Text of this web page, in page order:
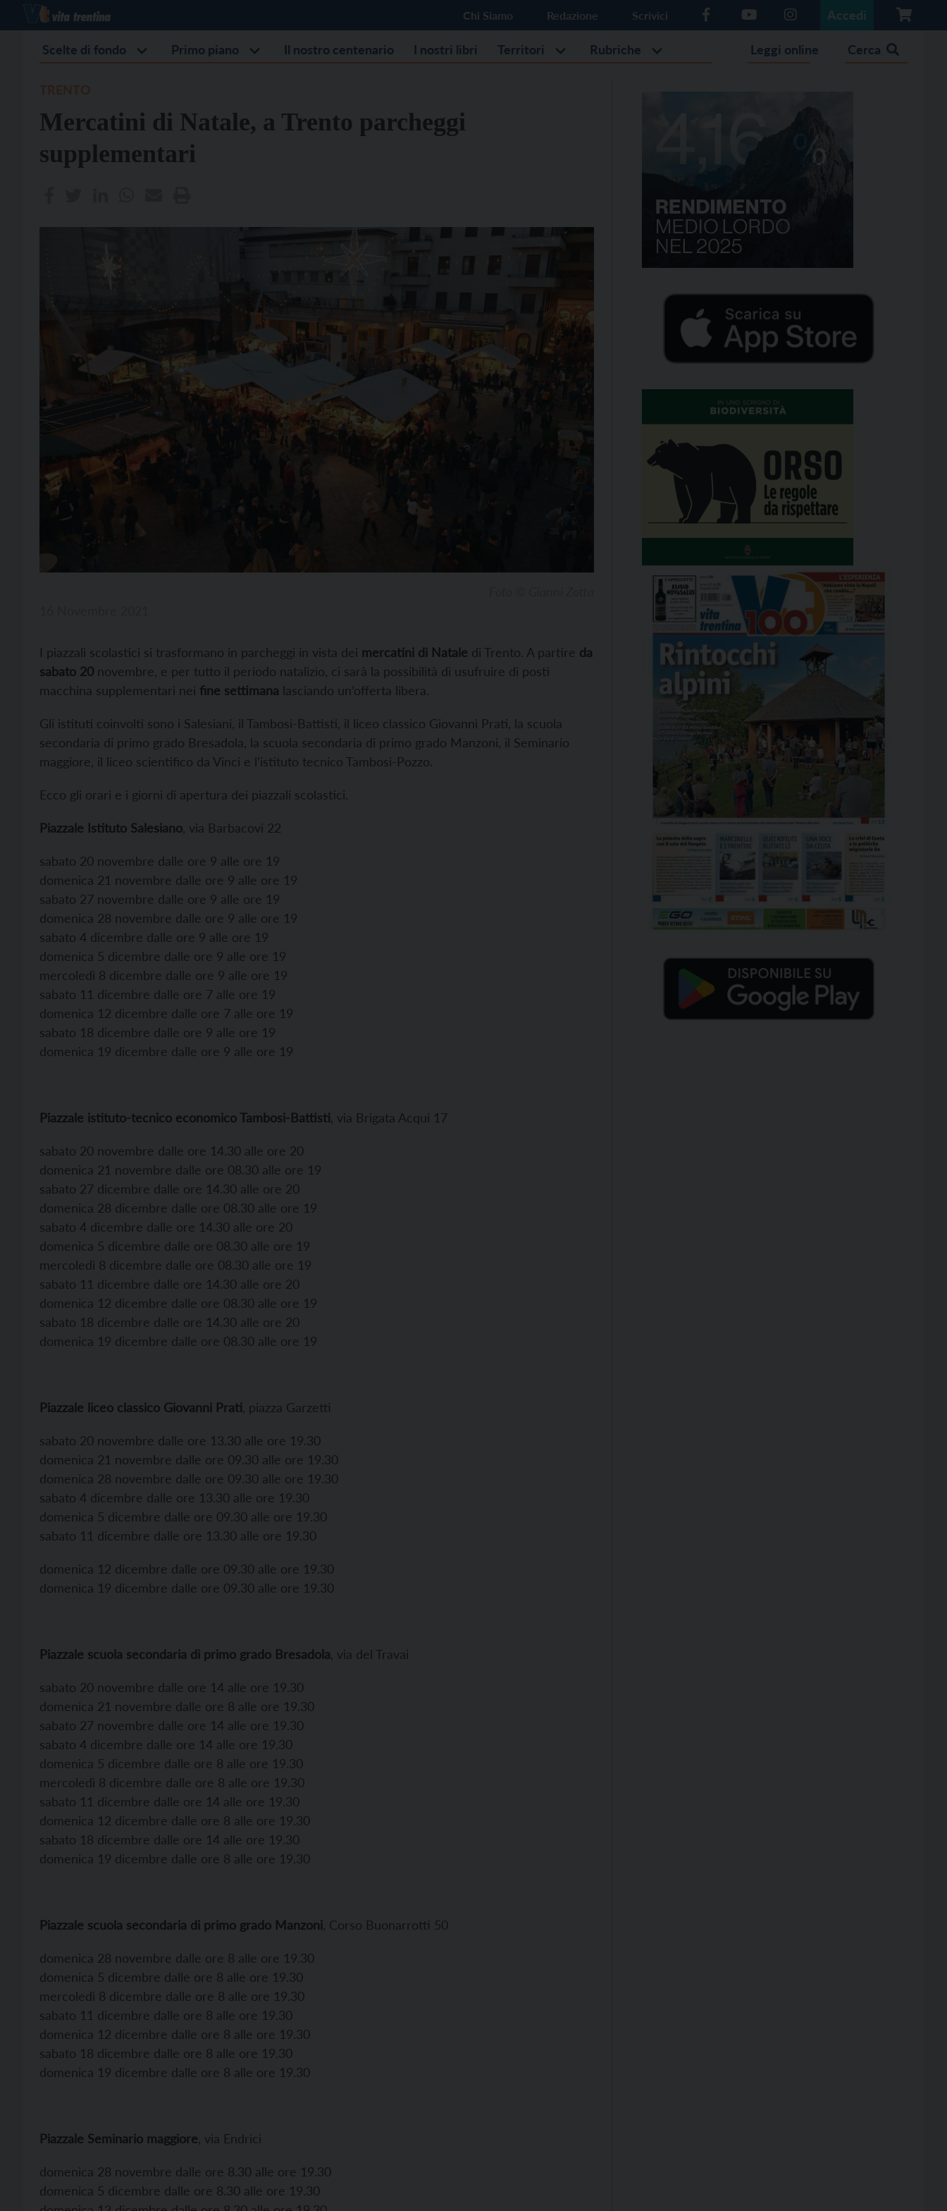
Chi Siamo Redazione Scrivici Accedi
Scelte di fondo Primo piano Il nostro centenario I nostri libri Territori Rubriche Leggi online Cerca
Mercatini di Natale, a Trento parcheggi
supplementari
I piazzali scolastici si trasformano in parcheggi in vista dei mercatini di Natale di Trento. A partire da
sabato 20 novembre, e per tutto il periodo natalizio, ci sarà la possibilità di usufruire di posti
macchina supplementari nei fine settimana lasciando un’offerta libera.
Gli istituti coinvolti sono i Salesiani, il Tambosi-Battisti, il liceo classico Giovanni Prati, la scuola
secondaria di primo grado Bresadola, la scuola secondaria di primo grado Manzoni, il Seminario
maggiore, il liceo scientifico da Vinci e l’istituto tecnico Tambosi-Pozzo.
Ecco gli orari e i giorni di apertura dei piazzali scolastici.
Piazzale Istituto Salesiano , via Barbacovi 22
sabato 20 novembre dalle ore 9 alle ore 19
domenica 21 novembre dalle ore 9 alle ore 19
sabato 27 novembre dalle ore 9 alle ore 19
domenica 28 novembre dalle ore 9 alle ore 19
sabato 4 dicembre dalle ore 9 alle ore 19
domenica 5 dicembre dalle ore 9 alle ore 19
mercoledì 8 dicembre dalle ore 9 alle ore 19
sabato 11 dicembre dalle ore 7 alle ore 19
domenica 12 dicembre dalle ore 7 alle ore 19
sabato 18 dicembre dalle ore 9 alle ore 19
domenica 19 dicembre dalle ore 9 alle ore 19
Piazzale istituto-tecnico economico Tambosi-Battisti , via Brigata Acqui 17
sabato 20 novembre dalle ore 14.30 alle ore 20
domenica 21 novembre dalle ore 08.30 alle ore 19
sabato 27 dicembre dalle ore 14.30 alle ore 20
domenica 28 dicembre dalle ore 08.30 alle ore 19
sabato 4 dicembre dalle ore 14.30 alle ore 20
domenica 5 dicembre dalle ore 08.30 alle ore 19
mercoledì 8 dicembre dalle ore 08.30 alle ore 19
sabato 11 dicembre dalle ore 14.30 alle ore 20
domenica 12 dicembre dalle ore 08.30 alle ore 19
sabato 18 dicembre dalle ore 14.30 alle ore 20
domenica 19 dicembre dalle ore 08.30 alle ore 19
Piazzale liceo classico Giovanni Prati , piazza Garzetti
sabato 20 novembre dalle ore 13.30 alle ore 19.30
domenica 21 novembre dalle ore 09.30 alle ore 19.30
domenica 28 novembre dalle ore 09.30 alle ore 19.30
sabato 4 dicembre dalle ore 13.30 alle ore 19.30
domenica 5 dicembre dalle ore 09.30 alle ore 19.30
sabato 11 dicembre dalle ore 13.30 alle ore 19.30
domenica 12 dicembre dalle ore 09.30 alle ore 19.30
domenica 19 dicembre dalle ore 09.30 alle ore 19.30
Piazzale scuola secondaria di primo grado Bresadola , via del Travai
sabato 20 novembre dalle ore 14 alle ore 19.30
domenica 21 novembre dalle ore 8 alle ore 19.30
sabato 27 novembre dalle ore 14 alle ore 19.30
sabato 4 dicembre dalle ore 14 alle ore 19.30
domenica 5 dicembre dalle ore 8 alle ore 19.30
mercoledì 8 dicembre dalle ore 8 alle ore 19.30
sabato 11 dicembre dalle ore 14 alle ore 19.30
domenica 12 dicembre dalle ore 8 alle ore 19.30
sabato 18 dicembre dalle ore 14 alle ore 19.30
domenica 19 dicembre dalle ore 8 alle ore 19.30
Piazzale scuola secondaria di primo grado Manzoni , Corso Buonarrotti 50
domenica 28 novembre dalle ore 8 alle ore 19.30
domenica 5 dicembre dalle ore 8 alle ore 19.30
mercoledì 8 dicembre dalle ore 8 alle ore 19.30
sabato 11 dicembre dalle ore 8 alle ore 19.30
domenica 12 dicembre dalle ore 8 alle ore 19.30
sabato 18 dicembre dalle ore 8 alle ore 19.30
domenica 19 dicembre dalle ore 8 alle ore 19.30
Piazzale Seminario maggiore , via Endrici
domenica 28 novembre dalle ore 8.30 alle ore 19.30
domenica 5 dicembre dalle ore 8.30 alle ore 19.30